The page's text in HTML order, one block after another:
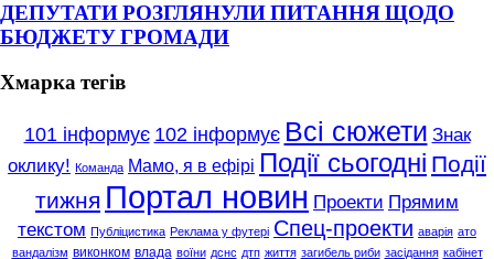
ДЕПУТАТИ РОЗГЛЯНУЛИ ПИТАННЯ ЩОДО
БЮДЖЕТУ ГРОМАДИ
Хмарка тегів
101 інформує 102 інформує Всі сюжети Знак
оклику! Команда Мамо, я в ефірі Події сьогодні Події
тижня Портал новин Проекти Прямим
текстом Публіцистика Реклама у футері Спец-проекти аварія ато
вандалізм виконком влада воїни дснс дтп життя загибель риби засідання кабінет